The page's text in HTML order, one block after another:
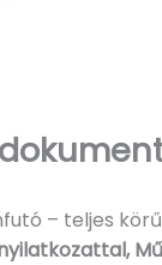
– teljes